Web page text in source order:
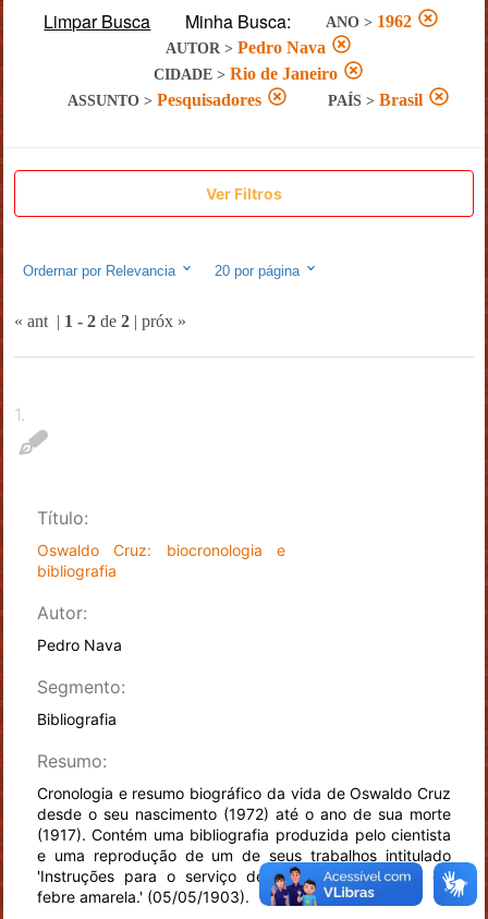
Limpar Busca Minha Busca: ANO > 1962
AUTOR> Pedro Nava
CIDADE> Rio de Janeiro
ASSUNTO > Pesquisadores PAÍS > Brasil
Ver Filtros
Ordernar por Relevancia 20por página
« ant | 1 - 2de 2| próx »
1.
Título:
Oswaldo Cruz: biocronologia e
bibliografia
Autor:
Pedro Nava
Segmento:
Bibliografia
Resumo:
Cronologia e resumo biográfico da vida de Oswaldo Cruz
desde o seu nascimento (1972) até o ano de sua morte
(1917). Contém uma bibliografia produzida pelo cientista
e uma reprodução de um de seus trabalhos intitulado
'Instruções para o serviço de profilaxia específica da
febre amarela.' (05/05/1903).